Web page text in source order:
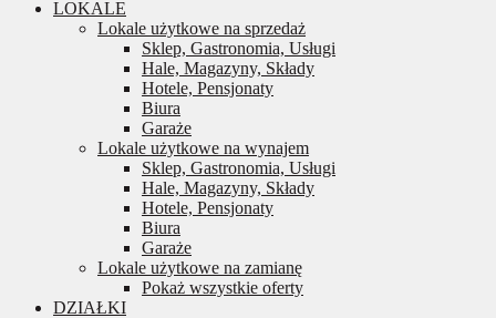
LOKALE
Lokale użytkowe na sprzedaż
Sklep, Gastronomia, Usługi
Hale, Magazyny, Składy
Hotele, Pensjonaty
Biura
Garaże
Lokale użytkowe na wynajem
Sklep, Gastronomia, Usługi
Hale, Magazyny, Składy
Hotele, Pensjonaty
Biura
Garaże
Lokale użytkowe na zamianę
Pokaż wszystkie oferty
DZIAŁKI